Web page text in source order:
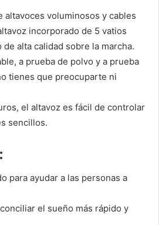
altavoces voluminosos y cables
incorporado de 5 vatios
alta calidad sobre la marcha.
a prueba de polvo y a prueba
tienes que preocuparte ni
el altavoz es fácil de controlar
sencillos.
para ayudar a las personas a
el sueño más rápido y